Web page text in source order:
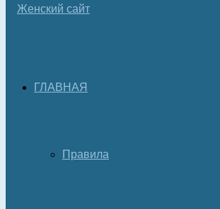
ГЛАВНАЯ
Правила